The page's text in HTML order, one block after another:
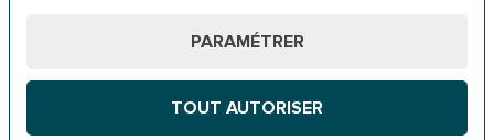
PARAMÉTRER
TOUT AUTORISER
vous garantir une autonomie retrouvée au plus vite.
Une expertise reconnue depuis plus de 20